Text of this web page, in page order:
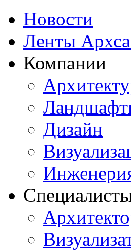
Новости
Ленты
Компании
Дизайн